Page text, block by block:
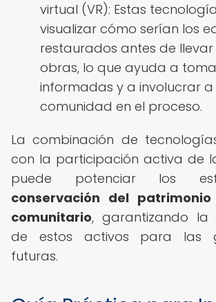
virtual (VR): Estas
visualizar cómo serían los
restaurados antes de
obras, lo que ayuda a
informadas y a involucrar a
comunidad en el proceso.
La combinación de
con la participación activa de
puede potenciar los
conservación del
comunitario, garantizando la
de estos activos para las
futuras.